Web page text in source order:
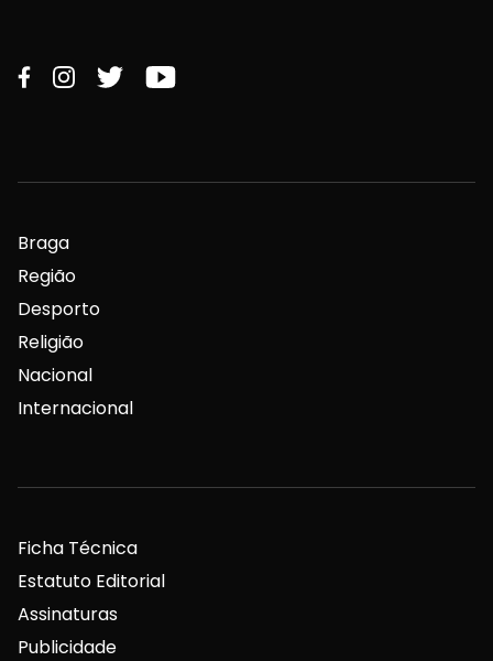
Braga
Região
Desporto
Religião
Nacional
Internacional
Ficha Técnica
Estatuto Editorial
Assinaturas
Publicidade